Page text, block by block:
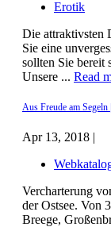
Erotik
Die attraktivsten
Sie eine
sollten Sie bereit
Unsere ... Read
Aus Freude am Segeln
Apr 13, 2018 |
Vercharterung
der Ostsee. Von
Breege,